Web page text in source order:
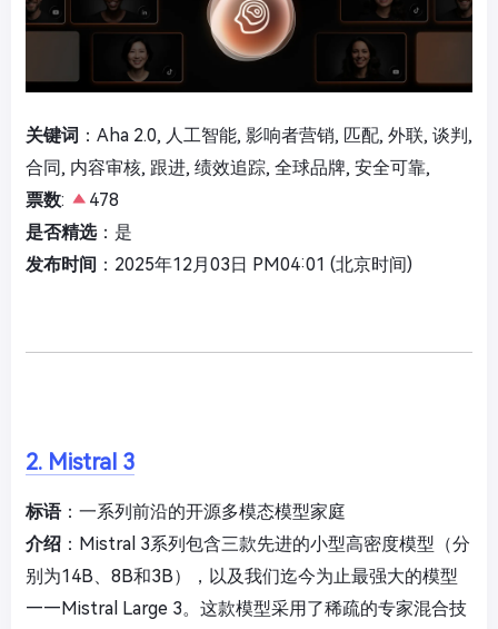
关键词 ：Aha 2.0, 人工智能, 影响者营销, 匹配, 外联, 谈判,
合同, 内容审核, 跟进, 绩效追踪, 全球品牌, 安全可靠,
票数:
478
是否精选：是
发布时间 ：2025年12月03日 PM04:01 (北京时间)
2. Mistral 3
标语：一系列前沿的开源多模态模型家庭
介绍 ：Mistral 3系列包含三款先进的小型高密度模型（分
别为14B、8B和3B），以及我们迄今为止最强大的模型
——Mistral Large 3。这款模型采用了稀疏的专家混合技